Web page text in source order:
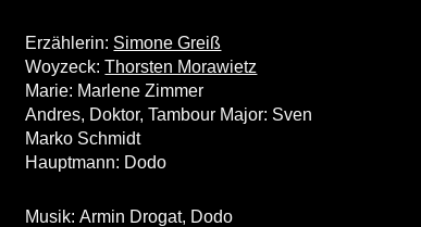
Erzählerin: Simone Greiß
Woyzeck:Thorsten Morawietz
Marie: Marlene Zimmer
Andres, Doktor, Tambour Major: Sven
Marko Schmidt
Hauptmann: Dodo
Musik: Armin Drogat, Dodo